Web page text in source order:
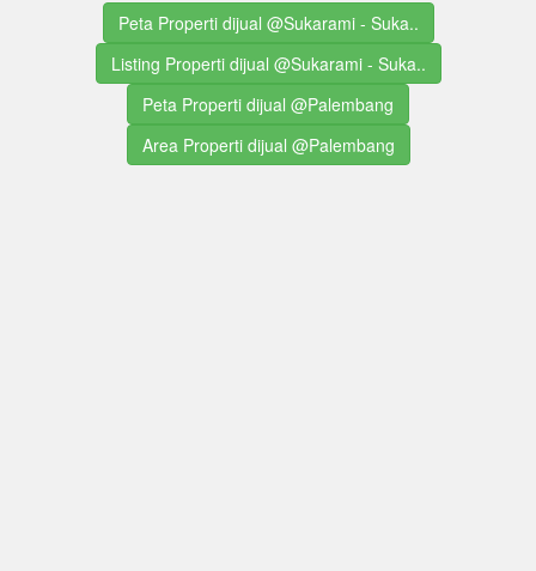
Peta Properti dijual @Sukarami - Suka..
Listing Properti dijual @Sukarami - Suka..
Peta Properti dijual @Palembang
Area Properti dijual @Palembang